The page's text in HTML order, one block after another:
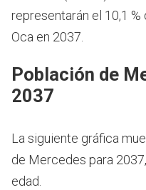
representarán el 10,1
Oca en 2037.
Población de
2037
La siguiente gráfica
de Mercedes para
edad.